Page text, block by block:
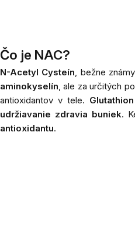
Čo je NAC?
N-Acetyl Cysteín , bežne
aminokyselín , ale za určitých
antioxidantov v tele. Glutathion
udržiavanie zdravia buniek.
antioxidantu.